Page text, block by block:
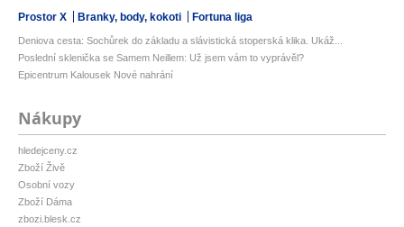
Prostor X Branky, body, kokoti Fortuna liga
Deniova cesta: Sochůrek do základu a slávistická stoperská klika. Ukáž...
Poslední sklenička se Samem Neillem: Už jsem vám to vyprávěl?
Epicentrum Kalousek Nové nahrání
Nákupy
hledejceny.cz
Zboží Živě
Osobní vozy
Zboží Dáma
zbozi.blesk.cz